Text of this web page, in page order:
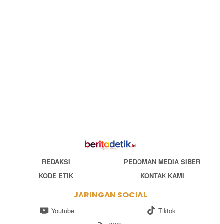
REDAKSI
PEDOMAN MEDIA SIBER
KODE ETIK
KONTAK KAMI
JARINGAN SOCIAL
Youtube
Tiktok